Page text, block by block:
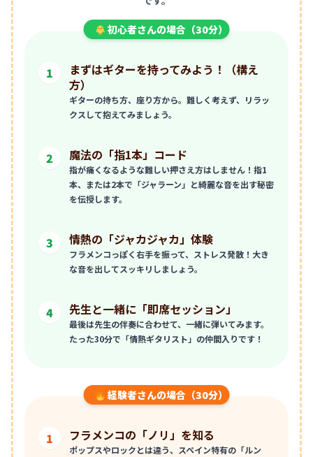
初心者さんの場合（30分）
1
まずはギターを持ってみよう！（構え
方）
ギターの持ち方、座り方から。難しく考えず、リラッ
クスして抱えてみましょう。
2 魔法の「指1本」コード
指が痛くなるような難しい押さえ方はしません！指1
本、または2本で「ジャラーン」と綺麗な音を出す秘密
を伝授します。
3 情熱の「ジャカジャカ」体験
フラメンコっぽく右手を振って、ストレス発散！大き
な音を出してスッキリしましょう。
4 先生と一緒に「即席セッション」
最後は先生の伴奏に合わせて、一緒に弾いてみます。
たった30分で「情熱ギタリスト」の仲間入りです！
経験者さんの場合（30分）
1 フラメンコの「ノリ」を知る
ポップスやロックとは違う、スペイン特有の「ルン